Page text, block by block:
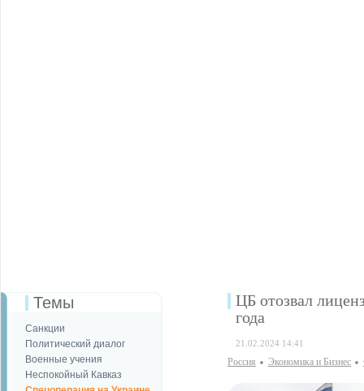
Темы
Санкции
Политический диалог
Военные учения
Неспокойный Кавказ
ЦБ отозвал
года
21.02.2024 14:41
Россия Экономика и Бизнес